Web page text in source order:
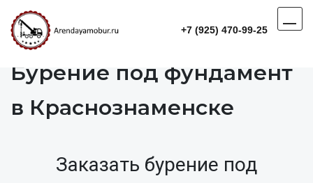
+7 (925) 470-99-25
Бурение под фундамент
в Краснознаменске
Заказать бурение под